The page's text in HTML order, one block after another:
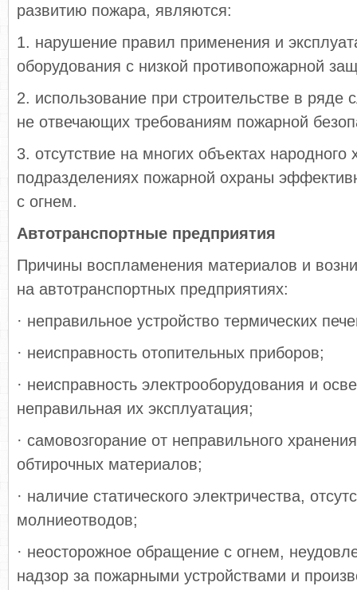
развитию пожара, являются:
1. нарушение правил применения и
оборудования с низкой противопожарной
2. использование при строительстве в ряде
не отвечающих требованиям пожарной
3. отсутствие на многих объектах народного
подразделениях пожарной охраны
с огнем.
Автотранспортные предприятия
Причины воспламенения материалов и
на автотранспортных предприятиях:
· неправильное устройство термических
· неисправность отопительных приборов;
· неисправность электрооборудования и
неправильная их эксплуатация;
· самовозгорание от неправильного
обтирочных материалов;
· наличие статического электричества,
молниеотводов;
· неосторожное обращение с огнем,
надзор за пожарными устройствами и